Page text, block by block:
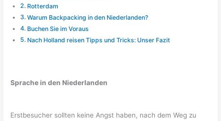
Rotterdam
Warum Backpacking in den Niederlanden?
Buchen Sie im Voraus
Nach Holland reisen Tipps und Tricks: Unser Fazit
Sprache in den Niederlanden
Erstbesucher sollten keine Angst haben, nach dem Weg zu